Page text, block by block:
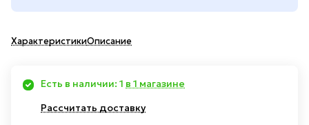
ХарактеристикиОписание
Есть в наличии: 1 в 1 магазине
Рассчитать доставку